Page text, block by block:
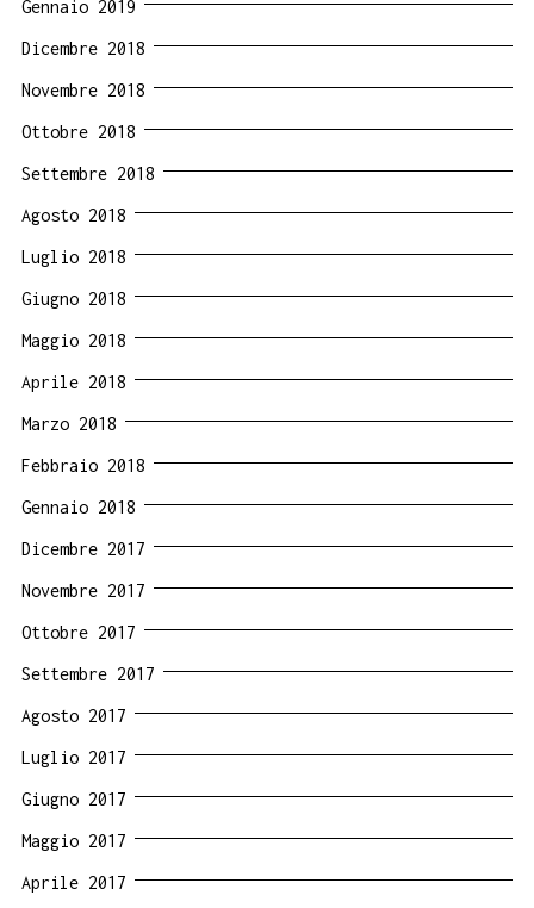
Gennaio 2019
Dicembre 2018
Novembre 2018
Ottobre 2018
Settembre 2018
Agosto 2018
Luglio 2018
Giugno 2018
Maggio 2018
Aprile 2018
Marzo 2018
Febbraio 2018
Gennaio 2018
Dicembre 2017
Novembre 2017
Ottobre 2017
Settembre 2017
Agosto 2017
Luglio 2017
Giugno 2017
Maggio 2017
Aprile 2017